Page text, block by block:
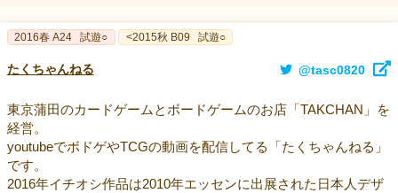
2016春 A24 試遊○ <2015秋 B09 試遊○
たくちゃんねる @tasc0820
東京蒲田のカードゲームとボードゲームのお店「TAKCHAN」を
経営。
youtubeでボドゲやTCGの動画を配信してる「たくちゃんねる」
です。
2016年イチオシ作品は2010年エッセンに出展された日本人デザ